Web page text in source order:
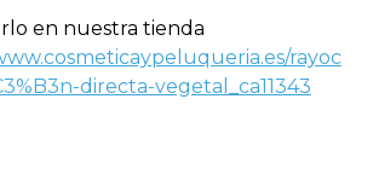
en nuestra tienda
rayoc
directa-vegetal_ca11343